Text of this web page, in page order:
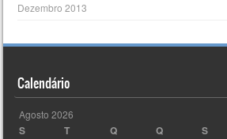
Dezembro 2013
Calendário
Agosto 2026
S T Q Q S